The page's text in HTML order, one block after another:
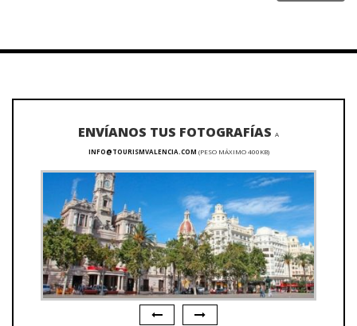
ENVÍANOS TUS FOTOGRAFÍAS A
INFO@TOURISMVALENCIA.COM (PESO MÁXIMO 400KB)